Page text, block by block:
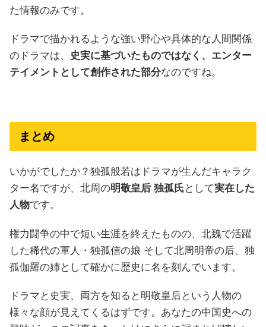
た情報のみです。
ドラマで描かれるような強い野心や具体的な人間関係
のドラマは、
史実に基づいたものではなく、エンター
テイメントとして創作された部分なのですね。
まとめ
いかがでしたか？独孤般若はドラマが生んだキャラク
ター名ですが、北周の明敬皇后 独孤氏 として実在した
人物です。
権力闘争の中で短い生涯を終えたものの、北魏で活躍
した稀代の軍人・独孤信の娘 そして北周明帝の后、独
孤伽羅の姉として確かに歴史に名を刻んでいます。
ドラマと史実、両方を知ると明敬皇后という人物の
様々な顔が見えてくるはずです。あなたの中国史への